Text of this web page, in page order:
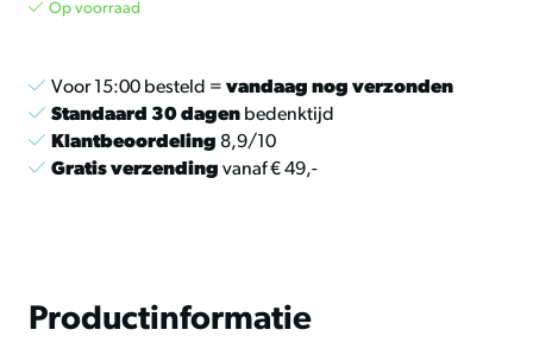
Op voorraad
Voor 15:00 besteld = vandaag nog verzonden
Standaard 30 dagen bedenktijd
Klantbeoordeling 8,9/10
Gratis verzending vanaf € 49,-
Productinformatie